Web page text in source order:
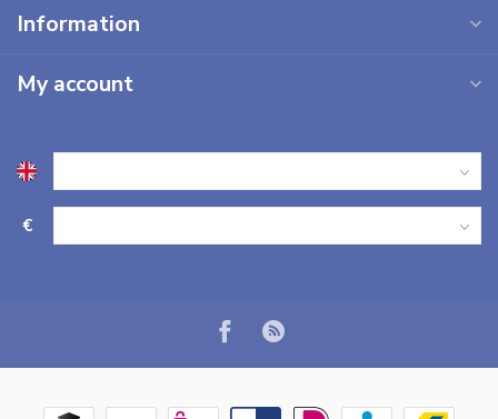
Information
My account
€